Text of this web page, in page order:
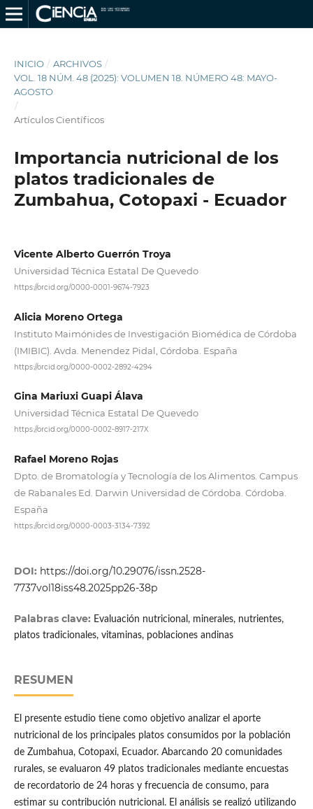
INICIO / ARCHIVOS /
VOL. 18 NÚM. 48 (2025): VOLUMEN 18. NÚMERO 48: MAYO-
AGOSTO
/
Artículos Científicos
Importancia nutricional de los
platos tradicionales de
Zumbahua, Cotopaxi - Ecuador
Vicente Alberto Guerrón Troya
Universidad Técnica Estatal De Quevedo
https://orcid.org/0000-0001-9674-7923
Alicia Moreno Ortega
Instituto Maimónides de Investigación Biomédica de Córdoba
(IMIBIC). Avda. Menendez Pidal, Córdoba. España
https://orcid.org/0000-0002-2892-4294
Gina Mariuxi Guapi Álava
Universidad Técnica Estatal De Quevedo
https://orcid.org/0000-0002-8917-217X
Rafael Moreno Rojas
Dpto. de Bromatología y Tecnología de los Alimentos. Campus
de Rabanales Ed. Darwin Universidad de Córdoba. Córdoba.
España
https://orcid.org/0000-0003-3134-7392
DOI: https://doi.org/10.29076/issn.2528-
7737vol18iss48.2025pp26-38p
Palabras clave: Evaluación nutricional, minerales, nutrientes,
platos tradicionales, vitaminas, poblaciones andinas
RESUMEN
El presente estudio tiene como objetivo analizar el aporte
nutricional de los principales platos consumidos por la población
de Zumbahua, Cotopaxi, Ecuador. Abarcando 20 comunidades
rurales, se evaluaron 49 platos tradicionales mediante encuestas
de recordatorio de 24 horas y frecuencia de consumo, para
estimar su contribución nutricional. El análisis se realizó utilizando